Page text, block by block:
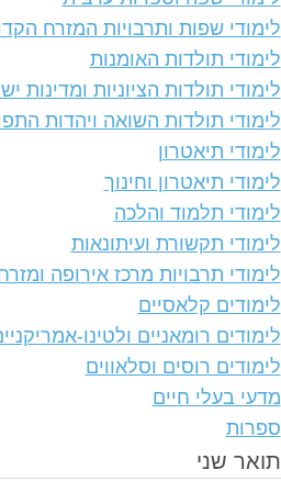
לימודי שפות ותרבויות המזרח
לימודי תולדות האומנות
לימודי תולדות הציוניות ומדינות
לימודי תולדות השואה ויהדות
לימודי תיאטרון
לימודי תיאטרון וחינוך
לימודי תלמוד והלכה
לימודי תקשורת ועיתונאות
לימודי תרבויות מרכז אירופה
לימודים קלאסיים
לימודים רומאניים ולטינו-
לימודים רוסים וסלאווים
מדעי בעלי חיים
ספרות
תואר שני